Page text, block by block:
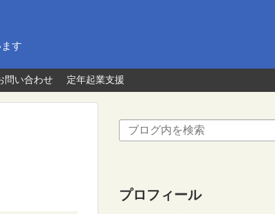
す
問い合わせ 定年起業支援
プロフィール